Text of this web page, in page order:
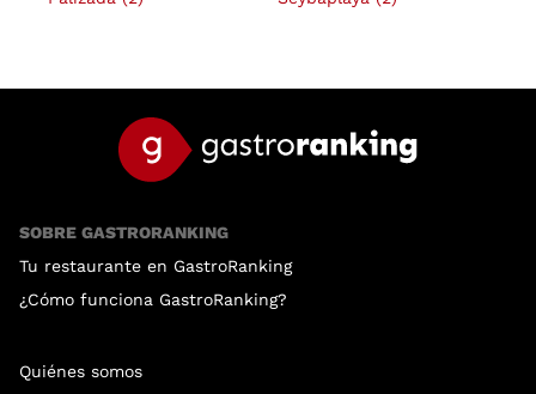
SOBRE GASTRORANKING
Tu restaurante en GastroRanking
¿Cómo funciona GastroRanking?
Quiénes somos